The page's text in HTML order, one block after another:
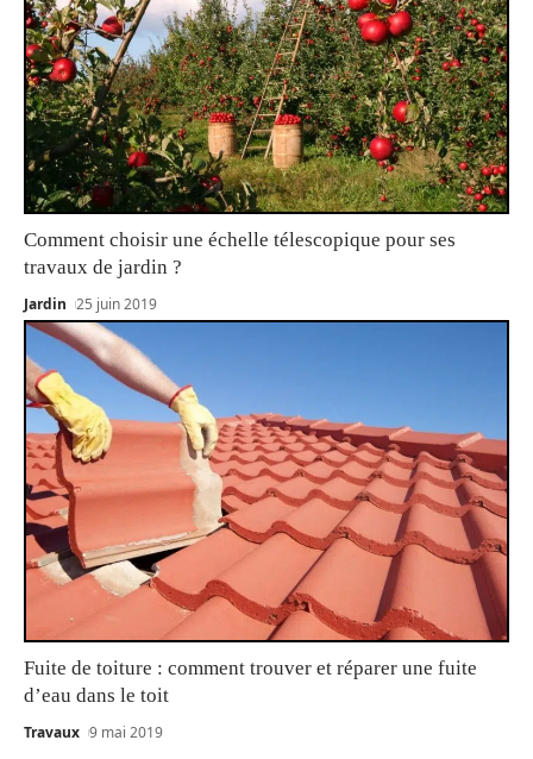
Comment choisir une échelle télescopique pour ses
travaux de jardin ?
Jardin 25 juin 2019
Fuite de toiture : comment trouver et réparer une fuite
d’eau dans le toit
Travaux 9 mai 2019